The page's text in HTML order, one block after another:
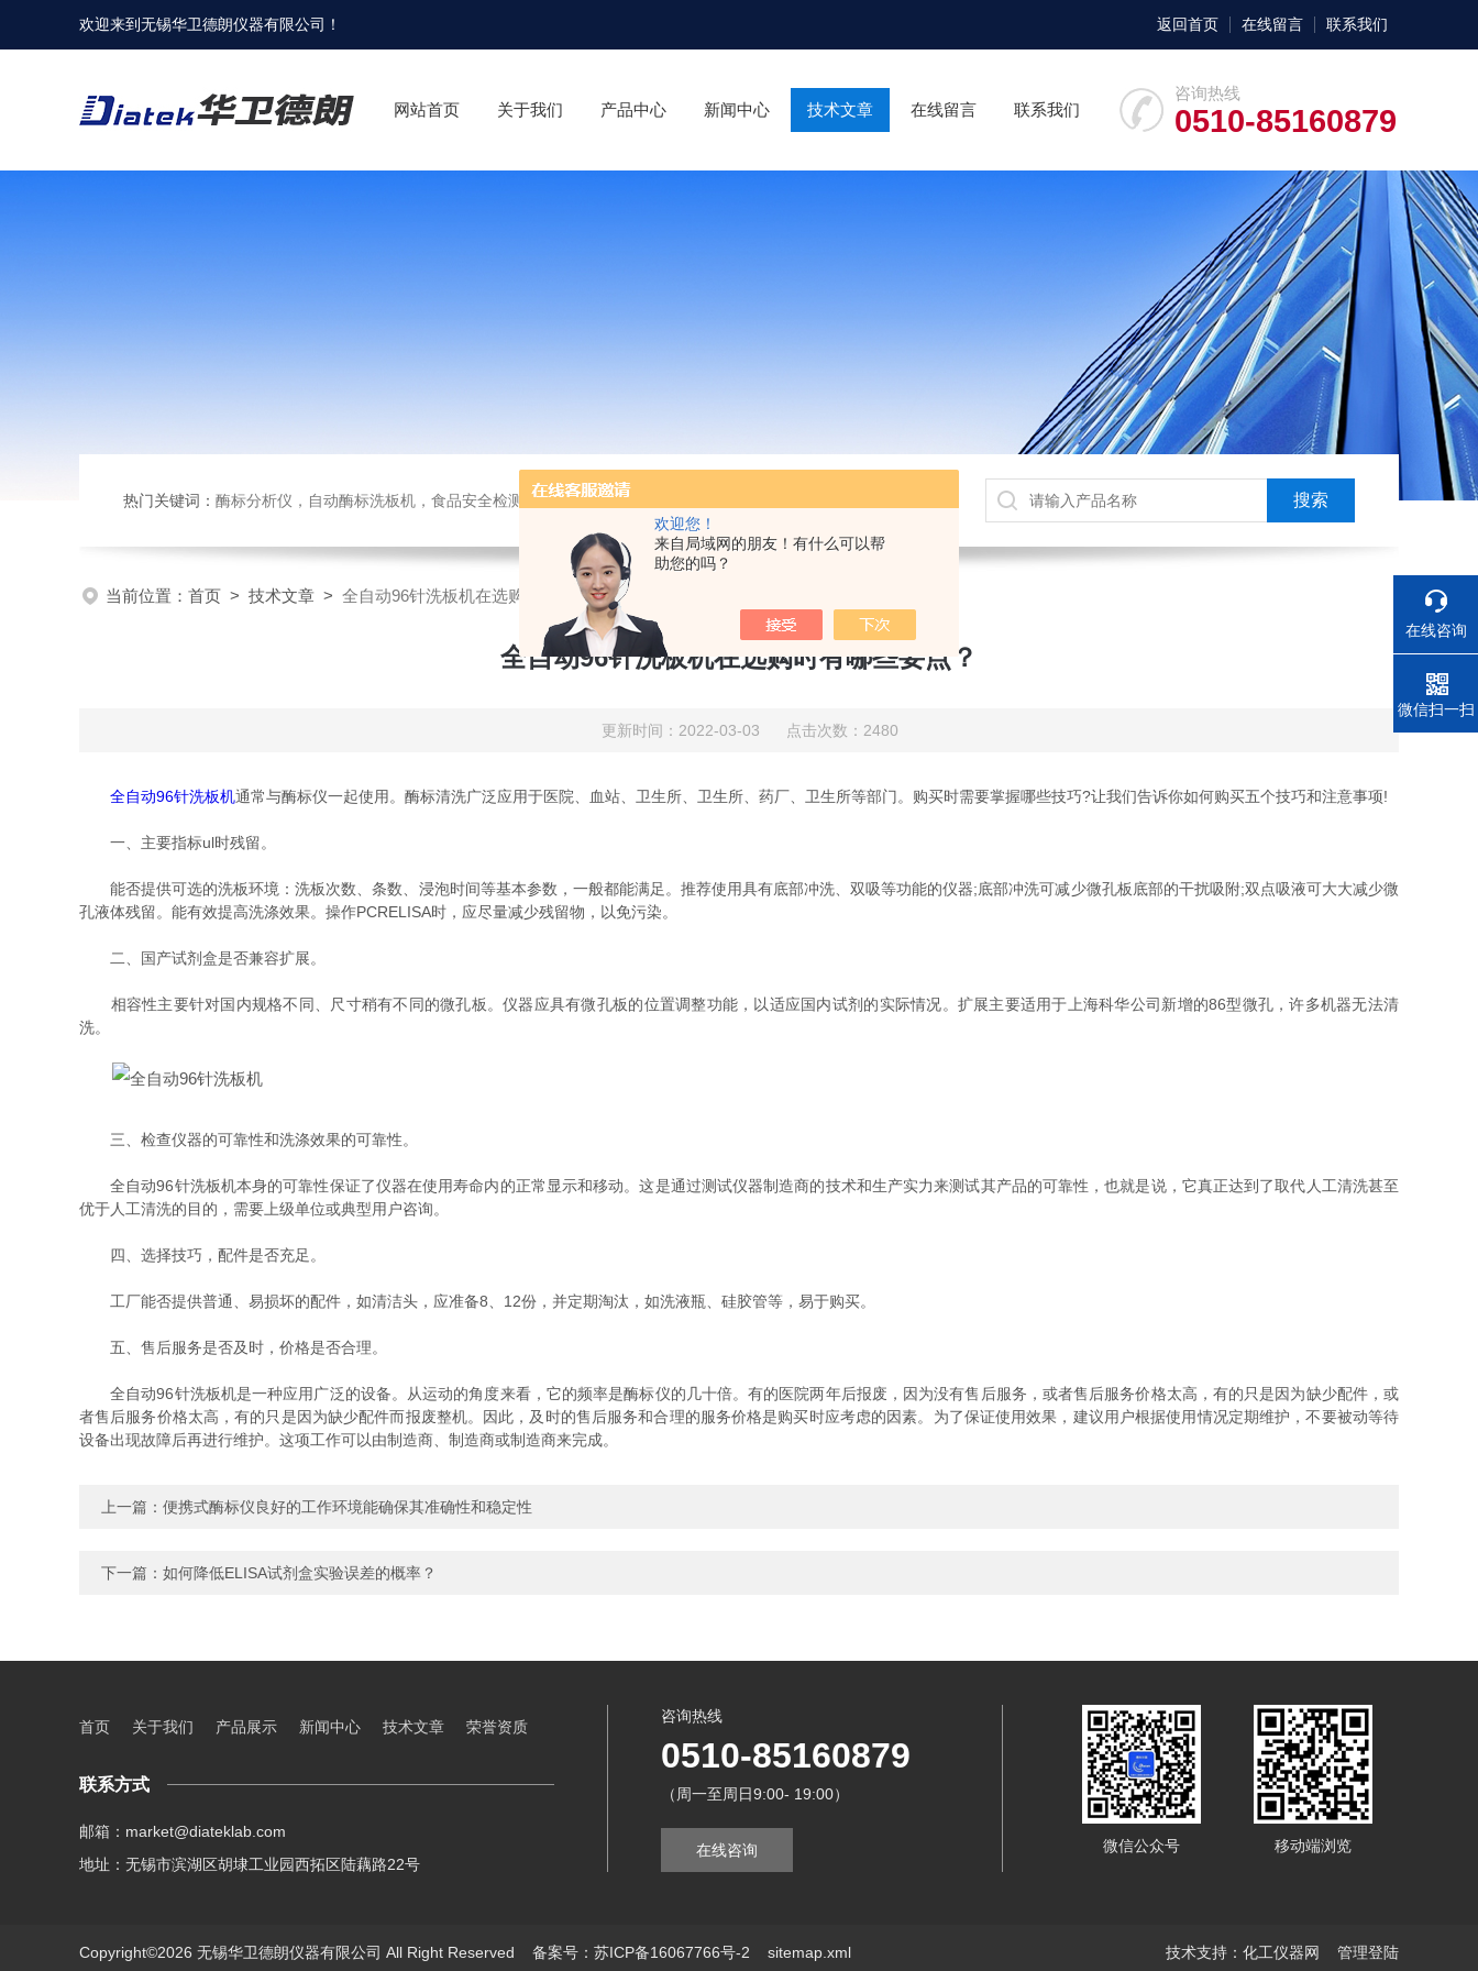
欢迎您！
来自局域网的朋友！有什么可以帮
助您的吗？
欢迎来到无锡华卫德朗仪器有限公司 ！ 返回首页 在线留言 联系我们
咨询热线
0510-85160879
网站首页 关于我们 产品中心 新闻中心 技术文章 在线留言 联系我们
热门关键词： 酶标分析仪，自动酶标洗板机，食品安全检测仪，农药残留快速分析仪，兽药残留快速分析仪，动物疫病分析仪
当前位置： 首页 > 技术文章 > 全自动96针洗板机在选购时有哪些要点？
全自动96针洗板机在选购时有哪些要点？
更新时间：2022-03-03 点击次数：2480
全自动96针洗板机通常与酶标仪一起使用。酶标清洗广泛应用于医院、血站、卫生所、卫生所、药厂、卫生所等部门。购买时需要掌握哪些技巧?让我们告诉你如何购买五个技巧和注意事项!
一、主要指标ul时残留。
能否提供可选的洗板环境：洗板次数、条数、浸泡时间等基本参数，一般都能满足。推荐使用具有底部冲洗、双吸等功能的仪器;底部冲洗可减少微孔板底部的干扰吸附;双点吸液可大大减少微
孔液体残留。能有效提高洗涤效果。操作PCRELISA时，应尽量减少残留物，以免污染。
二、国产试剂盒是否兼容扩展。
相容性主要针对国内规格不同、尺寸稍有不同的微孔板。仪器应具有微孔板的位置调整功能，以适应国内试剂的实际情况。扩展主要适用于上海科华公司新增的86型微孔，许多机器无法清
洗。
三、检查仪器的可靠性和洗涤效果的可靠性。
全自动96针洗板机本身的可靠性保证了仪器在使用寿命内的正常显示和移动。这是通过测试仪器制造商的技术和生产实力来测试其产品的可靠性，也就是说，它真正达到了取代人工清洗甚至
优于人工清洗的目的，需要上级单位或典型用户咨询。
四、选择技巧，配件是否充足。
工厂能否提供普通、易损坏的配件，如清洁头，应准备8、12份，并定期淘汰，如洗液瓶、硅胶管等，易于购买。
五、售后服务是否及时，价格是否合理。
全自动96针洗板机是一种应用广泛的设备。从运动的角度来看，它的频率是酶标仪的几十倍。有的医院两年后报废，因为没有售后服务，或者售后服务价格太高，有的只是因为缺少配件，或
者售后服务价格太高，有的只是因为缺少配件而报废整机。因此，及时的售后服务和合理的服务价格是购买时应考虑的因素。为了保证使用效果，建议用户根据使用情况定期维护，不要被动等待
设备出现故障后再进行维护。这项工作可以由制造商、制造商或制造商来完成。
上一篇： 便携式酶标仪良好的工作环境能确保其准确性和稳定性
下一篇： 如何降低ELISA试剂盒实验误差的概率？
首页 关于我们 产品展示 新闻中心 技术文章 荣誉资质
联系方式
邮箱：market@diateklab.com
地址：无锡市滨湖区胡埭工业园西拓区陆藕路22号
咨询热线
0510-85160879
（周一至周日9:00- 19:00）
在线咨询 微信公众号 移动端浏览
Copyright©2026 无锡华卫德朗仪器有限公司 All Right Reserved 备案号：苏ICP备16067766号-2 sitemap.xml 技术支持： 化工仪器网 管理登陆
在线咨询
电话
微信扫一扫